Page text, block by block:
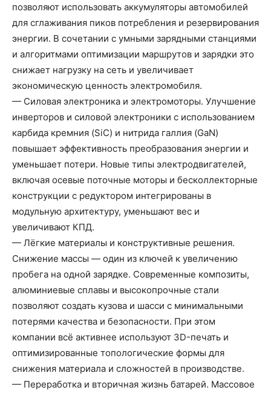
позволяют использовать аккумуляторы автомобилей
для сглаживания пиков потребления и резервирования
энергии. В сочетании с умными зарядными станциями
и алгоритмами оптимизации маршрутов и зарядки это
снижает нагрузку на сеть и увеличивает
экономическую ценность электромобиля.
— Силовая электроника и электромоторы. Улучшение
инверторов и силовой электроники с использованием
карбида кремния (SiC) и нитрида галлия (GaN)
повышает эффективность преобразования энергии и
уменьшает потери. Новые типы электродвигателей,
включая осевые поточные моторы и бесколлекторные
конструкции с редуктором интегрированы в
модульную архитектуру, уменьшают вес и
увеличивают КПД.
— Лёгкие материалы и конструктивные решения.
Снижение массы — один из ключей к увеличению
пробега на одной зарядке. Современные композиты,
алюминиевые сплавы и высокопрочные стали
позволяют создать кузова и шасси с минимальными
потерями качества и безопасности. При этом
компании всё активнее используют 3D-печать и
оптимизированные топологические формы для
снижения материала и сложностей в производстве.
— Переработка и вторичная жизнь батарей. Массовое